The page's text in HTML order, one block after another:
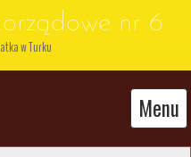
nr 6
w Turku
Menu